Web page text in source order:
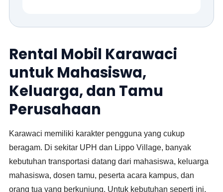
Rental Mobil Karawaci
untuk Mahasiswa,
Keluarga, dan Tamu
Perusahaan
Karawaci memiliki karakter pengguna yang cukup
beragam. Di sekitar UPH dan Lippo Village, banyak
kebutuhan transportasi datang dari mahasiswa, keluarga
mahasiswa, dosen tamu, peserta acara kampus, dan
orang tua yang berkunjung. Untuk kebutuhan seperti ini,